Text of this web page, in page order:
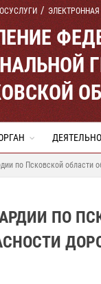
по Псковской области
ПО